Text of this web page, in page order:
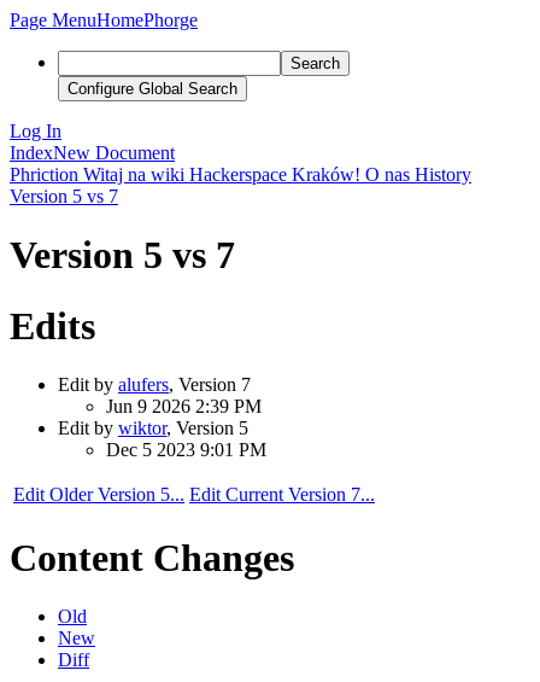
Page MenuHomePhorge
Search
Configure Global Search
Log In
IndexNew Document
Phriction Witaj na wiki Hackerspace Kraków! O nas History
Version 5 vs 7
Version 5 vs 7
Edits
Edit by alufers, Version 7
Jun 9 2026 2:39 PM
Edit by wiktor, Version 5
Dec 5 2023 9:01 PM
Edit Older Version 5... Edit Current Version 7...
Content Changes
Old
New
Diff